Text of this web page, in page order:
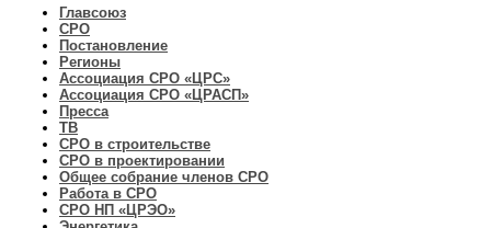
Главсоюз
СРО
Постановление
Регионы
Ассоциация СРО «ЦРС»
Ассоциация СРО «ЦРАСП»
Пресса
ТВ
СРО в строительстве
СРО в проектировании
Общее собрание членов СРО
Работа в СРО
СРО НП «ЦРЭО»